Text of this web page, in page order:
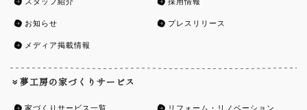
お知らせ プレスリリース
メディア掲載情報
夢工房の家づくりサービス
家づくりサービス一覧 リフォーム・リノベーション